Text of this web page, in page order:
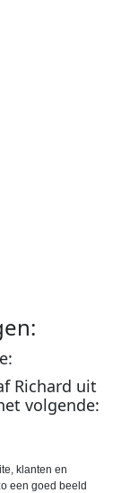
Richard uit
volgende:
klanten en
een goed beeld